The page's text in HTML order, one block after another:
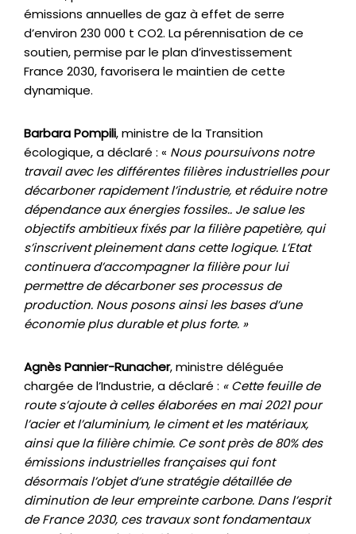
émissions annuelles de gaz à effet de serre
d’environ 230 000 t CO2. La pérennisation de ce
soutien, permise par le plan d’investissement
France 2030, favorisera le maintien de cette
dynamique.
Barbara Pompili, ministre de la Transition
écologique, a déclaré : « Nous poursuivons notre
travail avec les différentes filières industrielles pour
décarboner rapidement l’industrie, et réduire notre
dépendance aux énergies fossiles.. Je salue les
objectifs ambitieux fixés par la filière papetière, qui
s’inscrivent pleinement dans cette logique. L’Etat
continuera d’accompagner la filière pour lui
permettre de décarboner ses processus de
production. Nous posons ainsi les bases d’une
économie plus durable et plus forte. »
Agnès Pannier-Runacher, ministre déléguée
chargée de l’Industrie, a déclaré : « Cette feuille de
route s’ajoute à celles élaborées en mai 2021 pour
l’acier et l’aluminium, le ciment et les matériaux,
ainsi que la filière chimie. Ce sont près de 80% des
émissions industrielles françaises qui font
désormais l’objet d’une stratégie détaillée de
diminution de leur empreinte carbone. Dans l’esprit
de France 2030, ces travaux sont fondamentaux